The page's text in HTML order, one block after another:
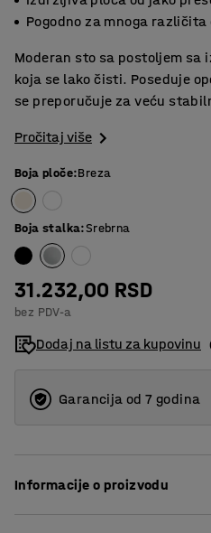
Pogodno za mnoga
Moderan sto sa postoljem sa
koja se lako čisti. Poseduje
se preporučuje za veću
Pročitaj više
Boja ploče:Breza
Boja stalka:Srebrna
31.232,00 RSD
bez PDV-a
Dodaj na listu za kupovinu
Garancija od 7 godina
Informacije o proizvodu